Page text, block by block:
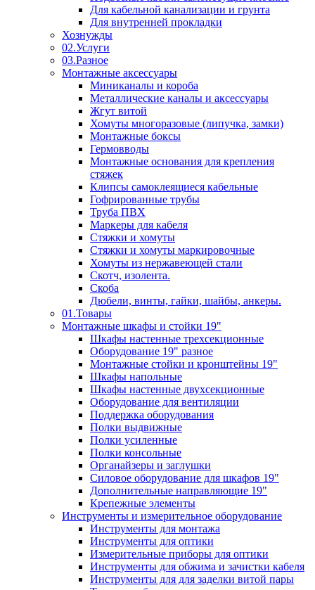
Для кабельной канализации и грунта
Для внутренней прокладки
Хознужды
02.Услуги
03.Разное
Монтажные аксессуары
Миниканалы и короба
Металлические каналы и аксессуары
Жгут витой
Хомуты многоразовые (липучка, замки)
Монтажные боксы
Гермовводы
Монтажные основания для крепления
стяжек
Клипсы самоклеящиеся кабельные
Гофрированные трубы
Труба ПВХ
Маркеры для кабеля
Стяжки и хомуты
Стяжки и хомуты маркировочные
Хомуты из нержавеющей стали
Скотч, изолента.
Скоба
Дюбели, винты, гайки, шайбы, анкеры.
01.Товары
Монтажные шкафы и стойки 19"
Шкафы настенные трехсекционные
Оборудование 19" разное
Монтажные стойки и кронштейны 19"
Шкафы напольные
Шкафы настенные двухсекционные
Оборудование для вентиляции
Поддержка оборудования
Полки выдвижные
Полки усиленные
Полки консольные
Органайзеры и заглушки
Силовое оборудование для шкафов 19"
Дополнительные направляющие 19"
Крепежные элементы
Инструменты и измерительное оборудование
Инструменты для монтажа
Инструменты для оптики
Измерительные приборы для оптики
Инструменты для обжима и зачистки кабеля
Инструменты для для заделки витой пары